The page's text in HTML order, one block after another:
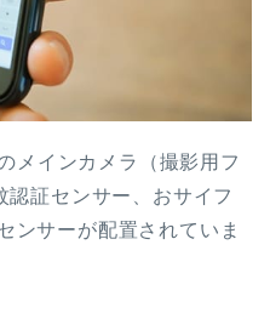
メインカメラ（撮影用フ
認証センサー、おサイフ
ンサーが配置されていま